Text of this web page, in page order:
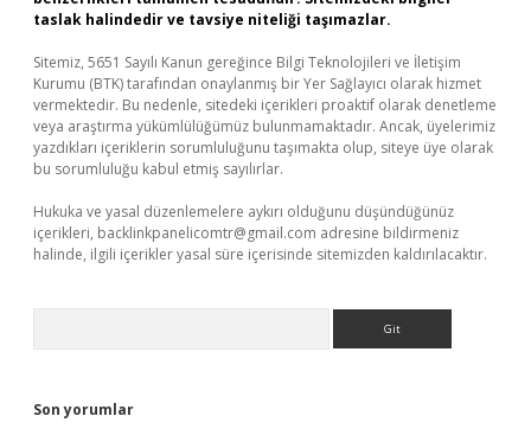
taslak halindedir ve tavsiye niteliği taşımazlar.
Sitemiz, 5651 Sayılı Kanun gereğince Bilgi Teknolojileri ve İletişim
Kurumu (BTK) tarafından onaylanmış bir Yer Sağlayıcı olarak hizmet
vermektedir. Bu nedenle, sitedeki içerikleri proaktif olarak denetleme
veya araştırma yükümlülüğümüz bulunmamaktadır. Ancak, üyelerimiz
yazdıkları içeriklerin sorumluluğunu taşımakta olup, siteye üye olarak
bu sorumluluğu kabul etmiş sayılırlar.
Hukuka ve yasal düzenlemelere aykırı olduğunu düşündüğünüz
içerikleri, backlinkpanelicomtr@gmail.com adresine bildirmeniz
halinde, ilgili içerikler yasal süre içerisinde sitemizden kaldırılacaktır.
Son yorumlar